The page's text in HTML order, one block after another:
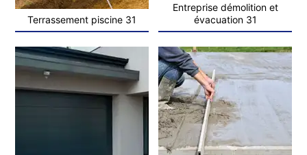
Terrassement piscine 31
Entreprise démolition et
évacuation 31